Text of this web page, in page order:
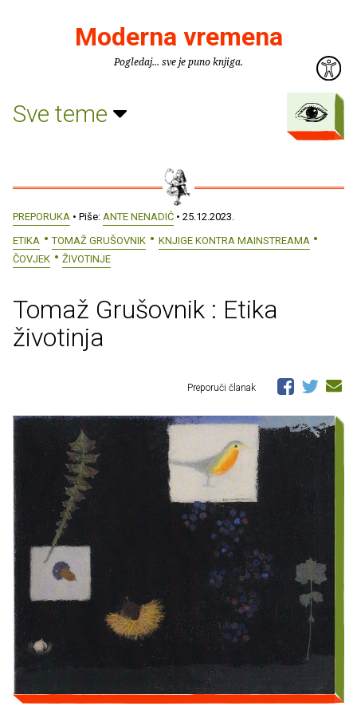
Moderna vremena
Pogledaj... sve je puno knjiga.
Sve teme
PREPORUKA • Piše: ANTE NENADIĆ • 25.12.2023.
ETIKA
TOMAŽ GRUŠOVNIK
KNJIGE KONTRA MAINSTREAMA
ČOVJEK
ŽIVOTINJE
Tomaž Grušovnik : Etika
životinja
Preporuči članak